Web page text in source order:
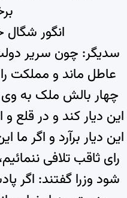
انگور شگال
سدیگر: چون سریر
عاطل ماند و مملکت
چهار بالش ملک به
این دیار کند و در قلع
این دیار برآرد و اگر ما
رای ثاقب تلافی
شود وزرا گفتند: اگر